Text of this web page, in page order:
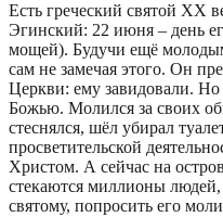
Есть греческий святой ХХ
Эгинский: 22 июня – день
мощей). Будучи ещё
сам не замечая этого. Он
Церкви: ему завидовали.
Божью. Молился за своих
стеснялся, шёл убирал
просветительской
Христом. А сейчас на
стекаются миллионы
святому, попросить его